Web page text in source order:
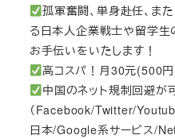
孤軍奮闘、単身赴任、ま
る日本人企業戦士や留学
お手伝いをいたします！
高コスパ！月30元(500
中国のネット規制回避が
（Facebook/Twitter/
日本/Google系サービス/